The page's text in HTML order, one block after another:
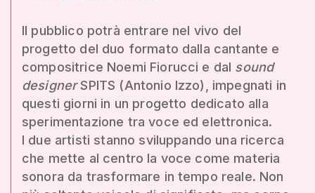
Il pubblico potrà entrare nel vivo del
progetto del duo formato dalla cantante e
compositrice Noemi Fiorucci e dal sound
designerSPITS (Antonio Izzo), impegnati in
questi giorni in un progetto dedicato alla
sperimentazione tra voce ed elettronica.
I due artisti stanno sviluppando una ricerca
che mette al centro la voce come materia
sonora da trasformare in tempo reale. Non